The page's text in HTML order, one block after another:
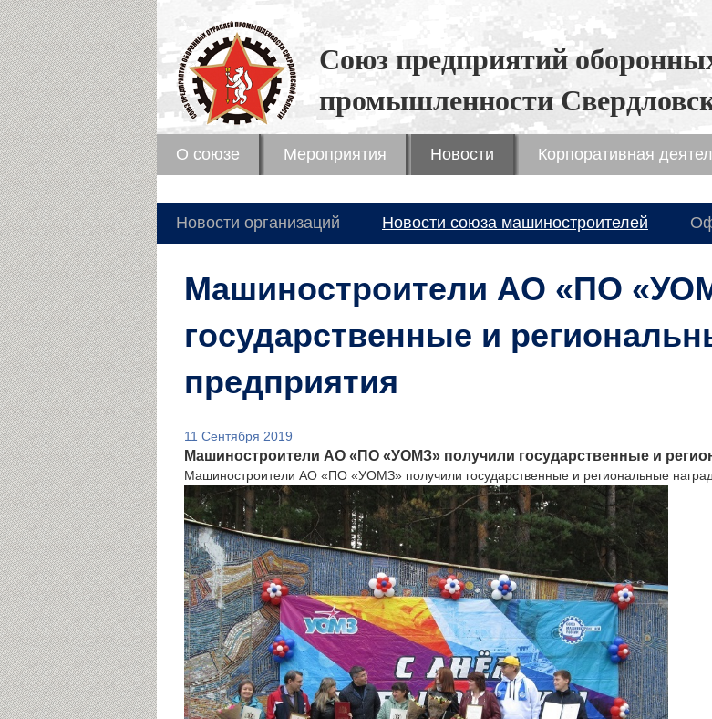
Союз предприятий
промышленности
О союзе Мероприятия Новости Корпоративная
Новости организаций Новости союза машиностроителей
Машиностроители АО «ПО
государственные и
предприятия
11 Сентября 2019
Машиностроители АО «ПО «УОМЗ» получили государственные и
Машиностроители АО «ПО «УОМЗ» получили государственные и региональные